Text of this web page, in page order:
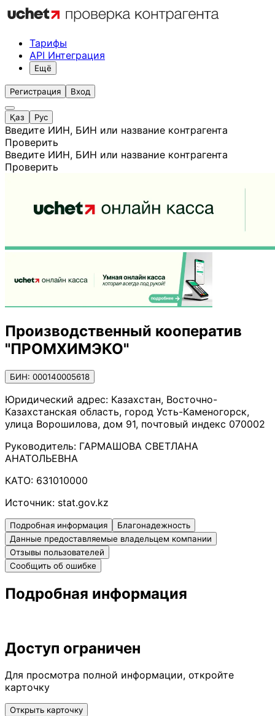
Тарифы
API Интеграция
Ещё
Регистрация Вход
Қаз Рус
Введите ИИН, БИН или название контрагента
Проверить
Введите ИИН, БИН или название контрагента
Проверить
Производственный кооператив
"ПРОМХИМЭКО"
БИН: 000140005618
Юридический адрес: Казахстан, Восточно-
Казахстанская область, город Усть-Каменогорск,
улица Ворошилова, дом 91, почтовый индекс 070002
Руководитель: ГАРМАШОВА СВЕТЛАНА
АНАТОЛЬЕВНА
КАТО: 631010000
Источник: stat.gov.kz
Подробная информация
Благонадежность
Данные предоставляемые владельцем компании
Отзывы пользователей
Сообщить об ошибке
Подробная информация
Доступ ограничен
Для просмотра полной информации, откройте
карточку
Открыть карточку